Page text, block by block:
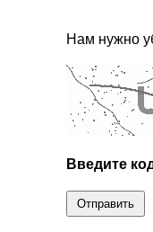
Нам нужно
Введите
Отправить